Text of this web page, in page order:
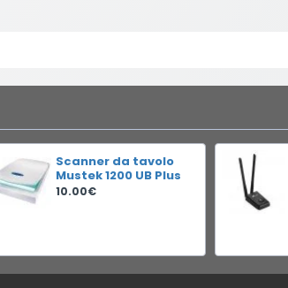
Scanner da tavolo
Mustek 1200 UB Plus
10.00€